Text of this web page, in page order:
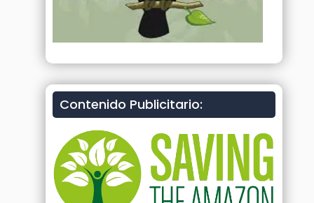
Contenido Publicitario: